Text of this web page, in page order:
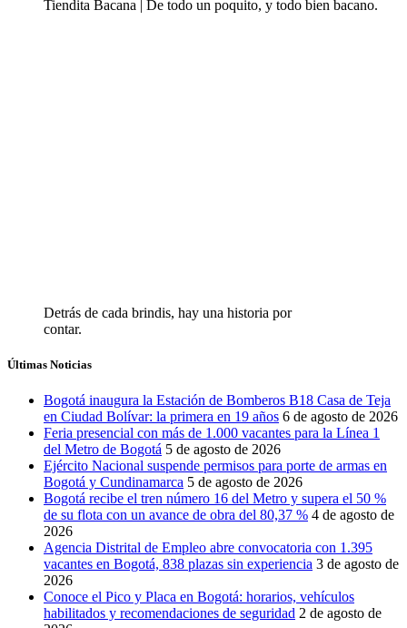
Tiendita Bacana | De todo un poquito, y todo bien bacano.
Detrás de cada brindis, hay una historia por
contar.
Últimas Noticias
Bogotá inaugura la Estación de Bomberos B18 Casa de Teja
en Ciudad Bolívar: la primera en 19 años 6 de agosto de 2026
Feria presencial con más de 1.000 vacantes para la Línea 1
del Metro de Bogotá 5 de agosto de 2026
Ejército Nacional suspende permisos para porte de armas en
Bogotá y Cundinamarca 5 de agosto de 2026
Bogotá recibe el tren número 16 del Metro y supera el 50 %
de su flota con un avance de obra del 80,37 % 4 de agosto de
2026
Agencia Distrital de Empleo abre convocatoria con 1.395
vacantes en Bogotá, 838 plazas sin experiencia 3 de agosto de
2026
Conoce el Pico y Placa en Bogotá: horarios, vehículos
habilitados y recomendaciones de seguridad 2 de agosto de